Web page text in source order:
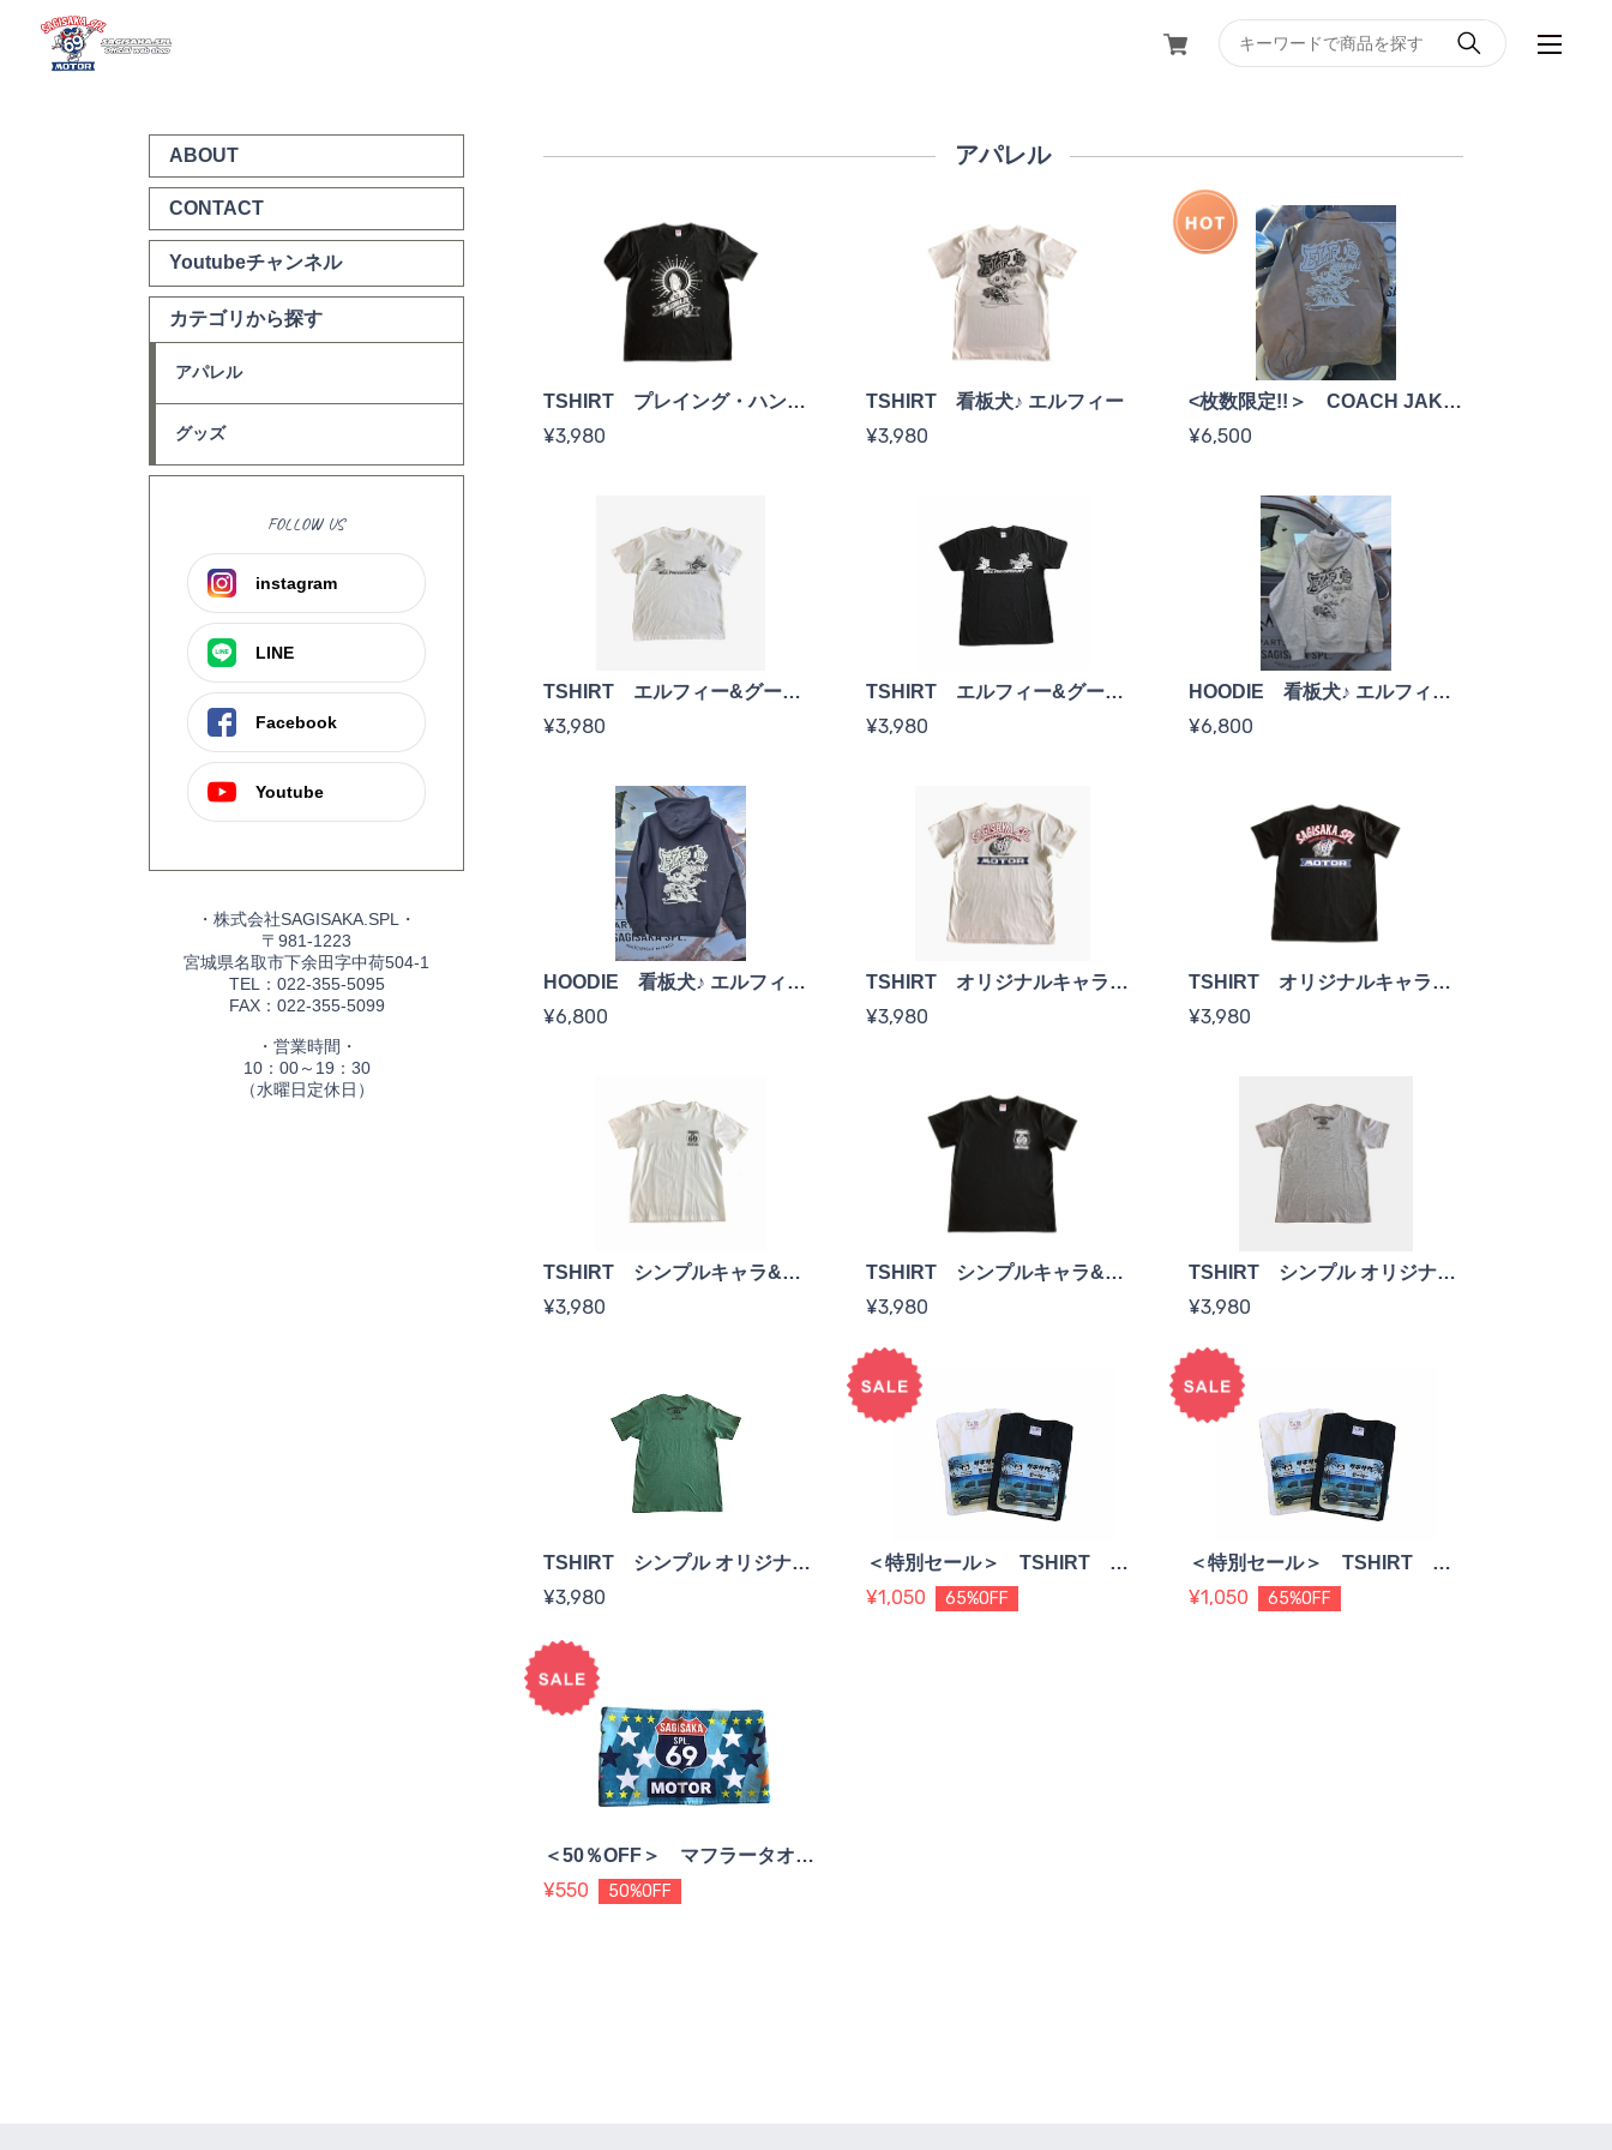
ABOUT
CONTACT
Youtubeチャンネル
カテゴリから探す
アパレル
グッズ
FOLLOW US
instagram
LINE
Facebook
Youtube
・株式会社SAGISAKA.SPL・
〒981-1223
宮城県名取市下余田字中荷504-1
TEL：022-355-5095
FAX：022-355-5099
・営業時間・
10：00～19：30
（水曜日定休日）
アパレル
TSHIRT プレイング・ハンズ（祈り手）
¥3,980
TSHIRT 看板犬♪ エルフィー
¥3,980
<枚数限定!!＞ COACH JAKET 看板犬♪ エルフィー
¥6,500
TSHIRT エルフィー&グーフィー <white>
¥3,980
TSHIRT エルフィー&グーフィー <black>
¥3,980
HOODIE 看板犬♪ エルフィー <mixgray>
¥6,800
HOODIE 看板犬♪ エルフィー <black>
¥6,800
TSHIRT オリジナルキャラ&ロゴ <white>
¥3,980
TSHIRT オリジナルキャラ&ロゴ <black>
¥3,980
TSHIRT シンプルキャラ&ロゴ <white>
¥3,980
TSHIRT シンプルキャラ&ロゴ <black>
¥3,980
TSHIRT シンプル オリジナルキャラ <gray>
¥3,980
TSHIRT シンプル オリジナルキャラ <green>
¥3,980
＜特別セール＞ TSHIRT ダッジラムデザイン ＜white＞
¥1,050 65%OFF
＜特別セール＞ TSHIRT ダッジラムデザイン ＜black＞
¥1,050 65%OFF
＜50％OFF＞ マフラータオル （blue・black）
¥550 50%OFF